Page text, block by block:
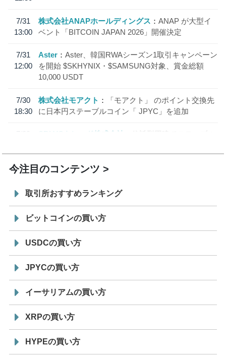
7/31
13:00
株式会社ANAPホールディングス
ANAP が大型イ
ベント「BITCOIN JAPAN 2026」開催決定
7/31
12:00
Aster
Aster、韓国RWAシーズン1取引キャンペーン
を開始 $SKHYNIX・$SAMSUNG対象、賞金総額
10,000 USDT
7/30
18:30
株式会社モアクト
「モアクト」 のポイント交換先
に日本円ステーブルコイン「 JPYC」を追加
7/29
SBI VCトレード株式会社
信託型円建てステーブル
今注目のコンテンツ
取引所おすすめランキング
ビットコインの買い方
USDCの買い方
JPYCの買い方
イーサリアムの買い方
XRPの買い方
HYPEの買い方